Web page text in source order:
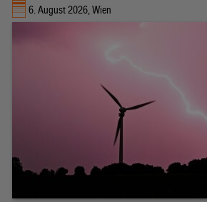
6. August 2026, Wien